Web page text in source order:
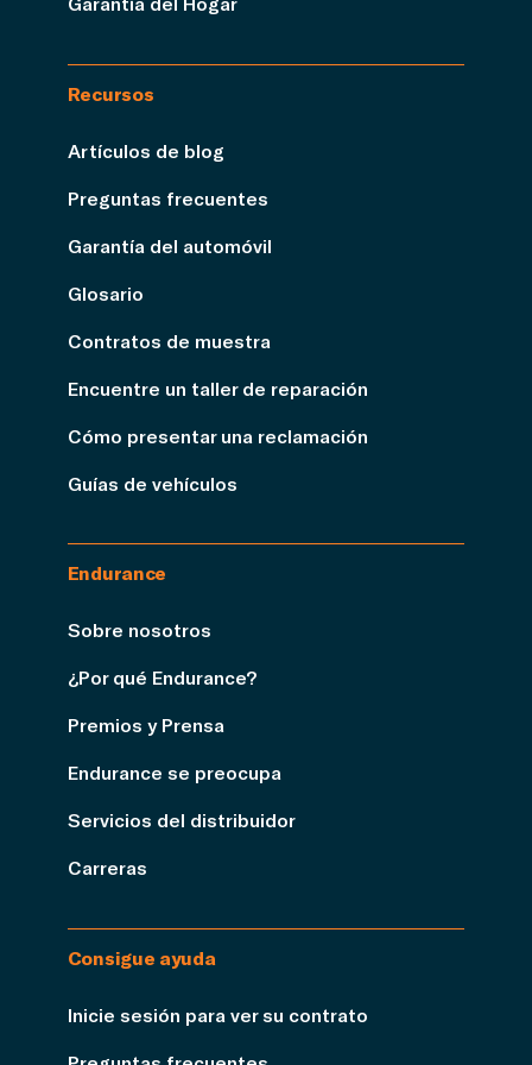
Recursos
Artículos de blog
Preguntas frecuentes
Garantía del automóvil
Glosario
Contratos de muestra
Encuentre un taller de reparación
Cómo presentar una reclamación
Guías de vehículos
Endurance
Sobre nosotros
¿Por qué Endurance?
Premios y Prensa
Endurance se preocupa
Servicios del distribuidor
Carreras
Consigue ayuda
Inicie sesión para ver su contrato